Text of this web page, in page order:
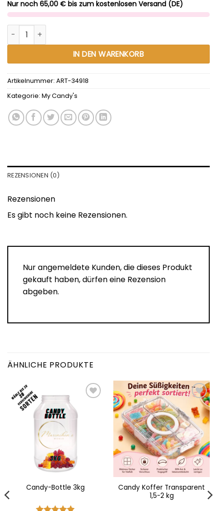
Nur noch 65,00 € bis zum kostenlosen Versand (DE)
Spinnenbeine Hitschies Menge
IN DEN WARENKORB
Alternative:
Artikelnummer: ART-34918
Kategorie: My Candy's
REZENSIONEN (0)
Rezensionen
Es gibt noch keine Rezensionen.
Nur angemeldete Kunden, die dieses Produkt
gekauft haben, dürfen eine Rezension
abgeben.
ÄHNLICHE PRODUKTE
Candy-Bottle 3kg
Add to
wishlist
Candy Koffer Transparent
1,5-2 kg